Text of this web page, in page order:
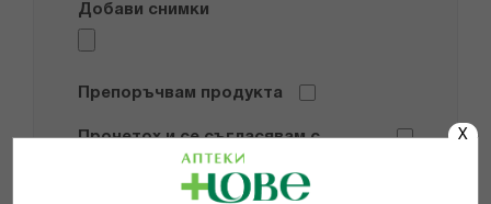
X
Добави снимки
Препоръчвам продукта
Прочетох и се съгласявам с
Общите условия и политиката за
поверителност